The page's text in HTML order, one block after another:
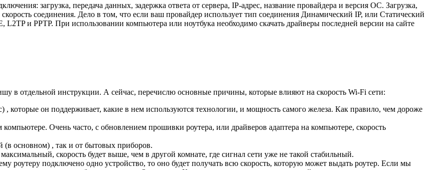
загрузка, передача данных, задержка ответа от сервера, IP-адрес, название провайдера и версия ОС. Загрузка,
соединения. Дело в том, что если ваш провайдер использует тип соединения Динамический IP, или Статический
L2TP и PPTP. При использовании компьютера или ноутбука необходимо скачать драйверы последней версии на сайте
в отдельной инструкции. А сейчас, перечислю основные причины, которые влияют на скорость Wi-Fi сети:
, которые он поддерживает, какие в нем используются технологии, и мощность самого железа. Как правило, чем дороже
Очень часто, с обновлением прошивки роутера, или драйверов адаптера на компьютере, скорость
(в основном) , так и от бытовых приборов.
скорость будет выше, чем в другой комнате, где сигнал сети уже не такой стабильный.
роутеру подключено одно устройство, то оно будет получать всю скорость, которую может выдать роутер. Если мы